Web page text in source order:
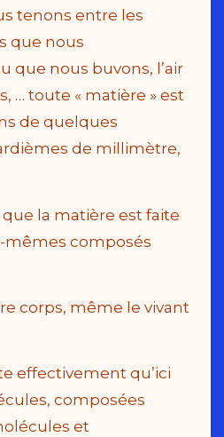
tenons entre les
que nous
que nous buvons, l’air
… toute « matière » est
de quelques
de millimètre,
la matière est faite
mêmes composés
corps, même le vivant
effectivement qu’ici
composées
et